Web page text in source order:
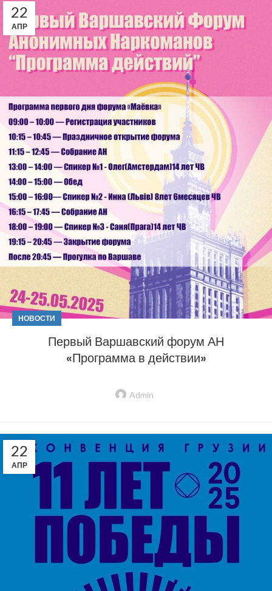
22
АПР
НОВОСТИ
Первый Варшавский форум АН
«Программа в действии»
Admin
22
АПР